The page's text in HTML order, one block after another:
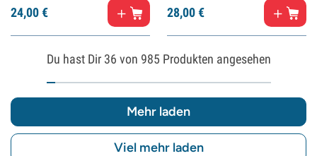
24,00€ 28,00€
Du hast Dir 36 von 985 Produkten angesehen
Mehr laden
Viel mehr laden